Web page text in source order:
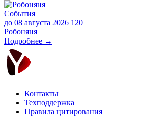
События
до 08 августа 2026 120
Робоняня
Подробнее →
Контакты
Техподдержка
Правила цитирования